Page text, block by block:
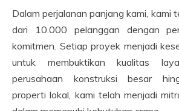
Dalam perjalanan panjang kami, kami
dari 10.000 pelanggan dengan
komitmen. Setiap proyek menjadi
untuk membuktikan kualitas
perusahaan konstruksi besar
properti lokal, kami telah menjadi